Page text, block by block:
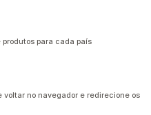
para cada país
voltar no navegador e redirecione os